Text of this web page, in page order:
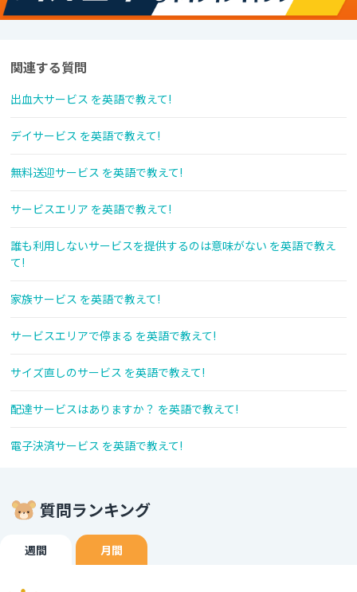
関連する質問
出血大サービス を英語で教えて!
デイサービス を英語で教えて!
無料送迎サービス を英語で教えて!
サービスエリア を英語で教えて!
誰も利用しないサービスを提供するのは意味がない を英語で教え
て!
家族サービス を英語で教えて!
サービスエリアで停まる を英語で教えて!
サイズ直しのサービス を英語で教えて!
配達サービスはありますか？ を英語で教えて!
電子決済サービス を英語で教えて!
質問ランキング
週間 月間